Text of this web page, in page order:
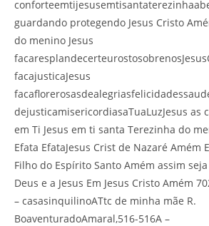
guardando protegendo Jesus Cristo
do menino Jesus
facajusticaJesus
dejusticamisericordiasaTuaLuzJesus as
em Ti Jesus em ti santa Terezinha do
Efata EfataJesus Crist de Nazaré Amém
Filho do Espírito Santo Amém assim
Deus e a Jesus Em Jesus Cristo Amém
– casasinquilinoATtc de minha mãe R.
BoaventuradoAmaral,516-516A –